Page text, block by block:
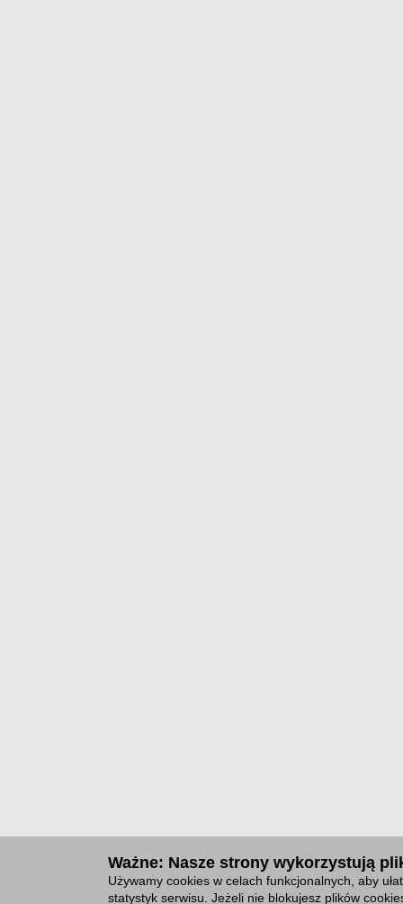
Ważne: Nasze strony wykorzystują
Używamy cookies w celach funkcjonalnych, aby
statystyk serwisu. Jeżeli nie blokujesz plików